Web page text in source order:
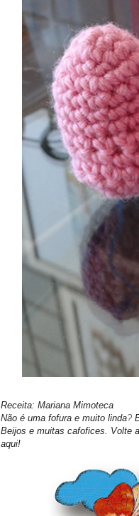
Receita: Mariana Mimoteca
Não é uma fofura e muito linda?
Beijos e muitas cafofices. Volte
aqui!